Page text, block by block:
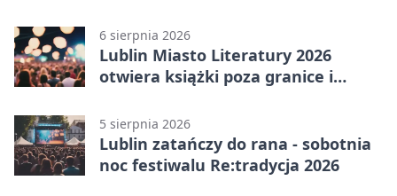
6 sierpnia 2026
Lublin Miasto Literatury 2026
otwiera książki poza granice i
5 sierpnia 2026
Lublin zatańczy do rana - sobotnia
noc festiwalu Re:tradycja 2026